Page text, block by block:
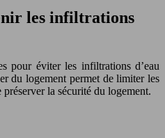
les infiltrations
pour éviter les infiltrations d’eau
du logement permet de limiter les
la sécurité du logement.